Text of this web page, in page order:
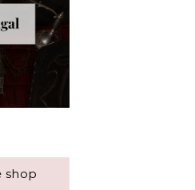
shop